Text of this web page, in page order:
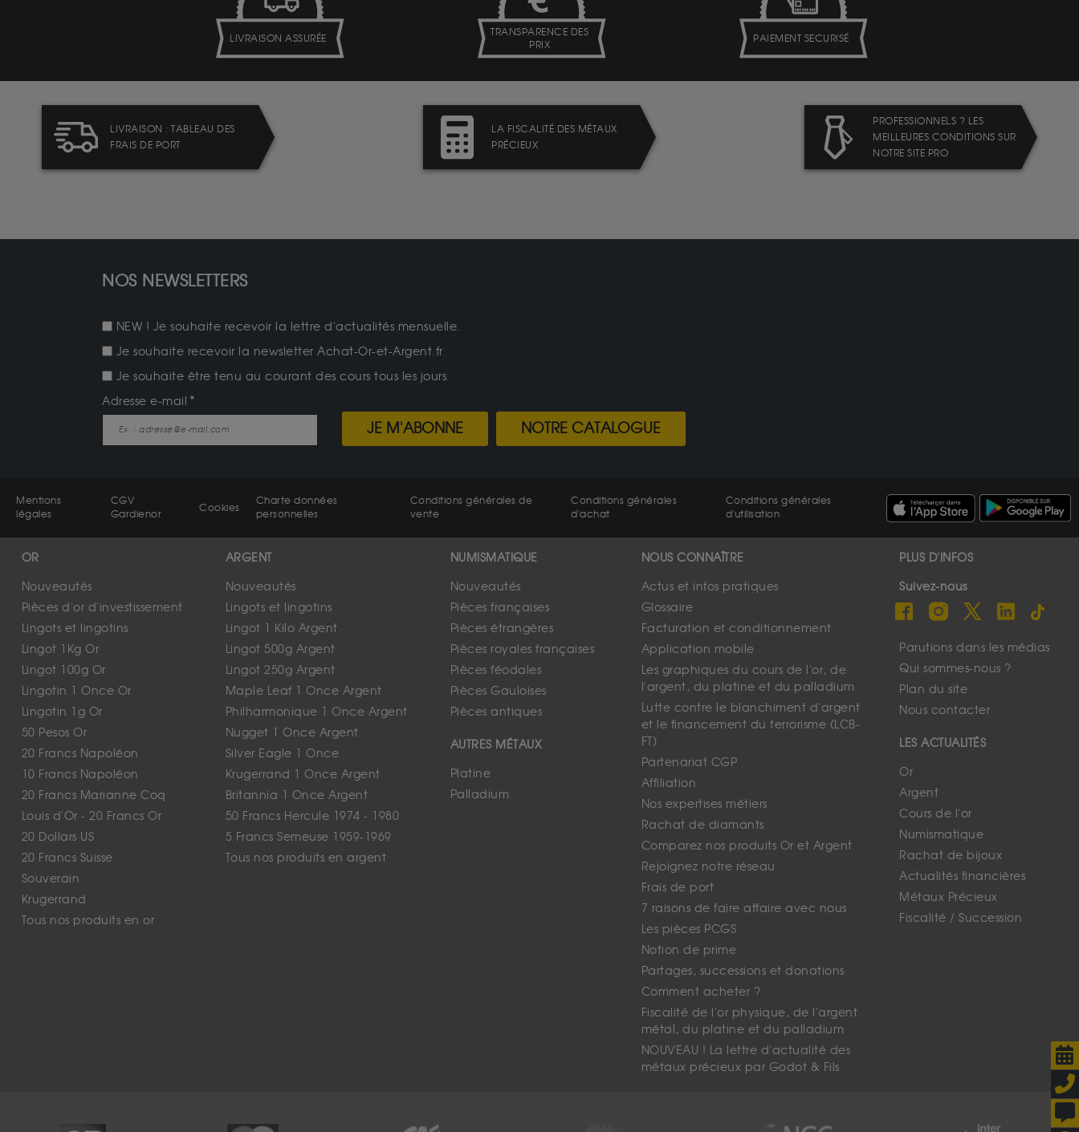
LIVRAISON ASSURÉE
TRANSPARENCE DES
PRIX
PAIEMENT SECURISÉ
LIVRAISON : TABLEAU DES
FRAIS DE PORT
LA FISCALITÉ DES MÉTAUX
PRÉCIEUX
PROFESSIONNELS ? LES
MEILLEURES CONDITIONS SUR
NOTRE SITE PRO
NOS NEWSLETTERS
NEW ! Je souhaite recevoir la lettre d'actualités mensuelle.
Je souhaite recevoir la newsletter Achat-Or-et-Argent.fr
Je souhaite être tenu au courant des cours tous les jours.
Adresse e-mail
JE M'ABONNE NOTRE CATALOGUE
Mentions
légales
CGV
Gardienor
Cookies
Charte données
personnelles
Conditions générales de
vente
Conditions générales
d'achat
Conditions générales
d'utilisation
OR
Nouveautés
Pièces d'or d'investissement
Lingots et lingotins
Lingot 1Kg Or
Lingot 100g Or
Lingotin 1 Once Or
Lingotin 1g Or
50 Pesos Or
20 Francs Napoléon
10 Francs Napoléon
20 Francs Marianne Coq
Louis d'Or - 20 Francs Or
20 Dollars US
20 Francs Suisse
Souverain
Krugerrand
Tous nos produits en or
ARGENT
Nouveautés
Lingots et lingotins
Lingot 1 Kilo Argent
Lingot 500g Argent
Lingot 250g Argent
Maple Leaf 1 Once Argent
Philharmonique 1 Once Argent
Nugget 1 Once Argent
Silver Eagle 1 Once
Krugerrand 1 Once Argent
Britannia 1 Once Argent
50 Francs Hercule 1974 - 1980
5 Francs Semeuse 1959-1969
Tous nos produits en argent
NUMISMATIQUE
Nouveautés
Pièces françaises
Pièces étrangères
Pièces royales françaises
Pièces féodales
Pièces Gauloises
Pièces antiques
AUTRES MÉTAUX
Platine
Palladium
NOUS CONNAÎTRE
Actus et infos pratiques
Glossaire
Facturation et conditionnement
Application mobile
Les graphiques du cours de l'or, de
l'argent, du platine et du palladium
Lutte contre le blanchiment d'argent
et le financement du terrorisme (LCB-
FT)
Partenariat CGP
Affiliation
Nos expertises métiers
Rachat de diamants
Comparez nos produits Or et Argent
Rejoignez notre réseau
Frais de port
7 raisons de faire affaire avec nous
Les pièces PCGS
Notion de prime
Partages, successions et donations
Comment acheter ?
Fiscalité de l'or physique, de l'argent
métal, du platine et du palladium
NOUVEAU ! La lettre d'actualité des
métaux précieux par Godot & Fils
PLUS D'INFOS
Suivez-nous
Parutions dans les médias
Qui sommes-nous ?
Plan du site
Nous contacter
LES ACTUALITÉS
Or
Argent
Cours de l'or
Numismatique
Rachat de bijoux
Actualités financières
Métaux Précieux
Fiscalité / Succession